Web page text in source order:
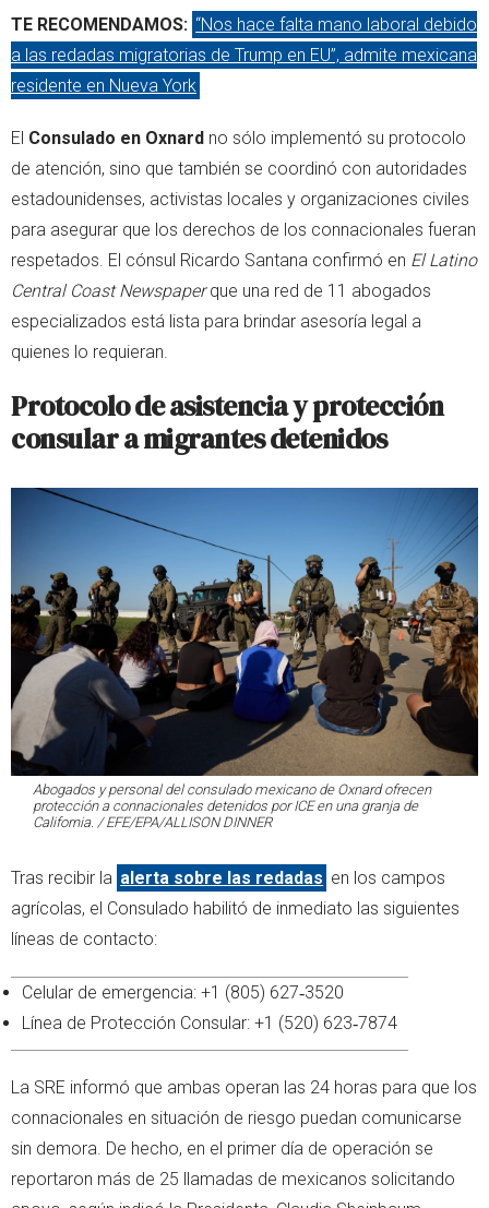
TE RECOMENDAMOS: “Nos hace falta mano laboral debido
a las redadas migratorias de Trump en EU”, admite mexicana
residente en Nueva York
El Consulado en Oxnard no sólo implementó su protocolo
de atención, sino que también se coordinó con autoridades
estadounidenses, activistas locales y organizaciones civiles
para asegurar que los derechos de los connacionales fueran
respetados. El cónsul Ricardo Santana confirmó en El Latino
Central Coast Newspaperque una red de 11 abogados
especializados está lista para brindar asesoría legal a
quienes lo requieran.
Protocolo de asistencia y protección
consular a migrantes detenidos
Abogados y personal del consulado mexicano de Oxnard ofrecen
protección a connacionales detenidos por ICE en una granja de
California. / EFE/EPA/ALLISON DINNER
Tras recibir la alerta sobre las redadas en los campos
agrícolas, el Consulado habilitó de inmediato las siguientes
líneas de contacto:
Celular de emergencia: +1 (805) 627‑3520
Línea de Protección Consular: +1 (520) 623‑7874
La SRE informó que ambas operan las 24 horas para que los
connacionales en situación de riesgo puedan comunicarse
sin demora. De hecho, en el primer día de operación se
reportaron más de 25 llamadas de mexicanos solicitando